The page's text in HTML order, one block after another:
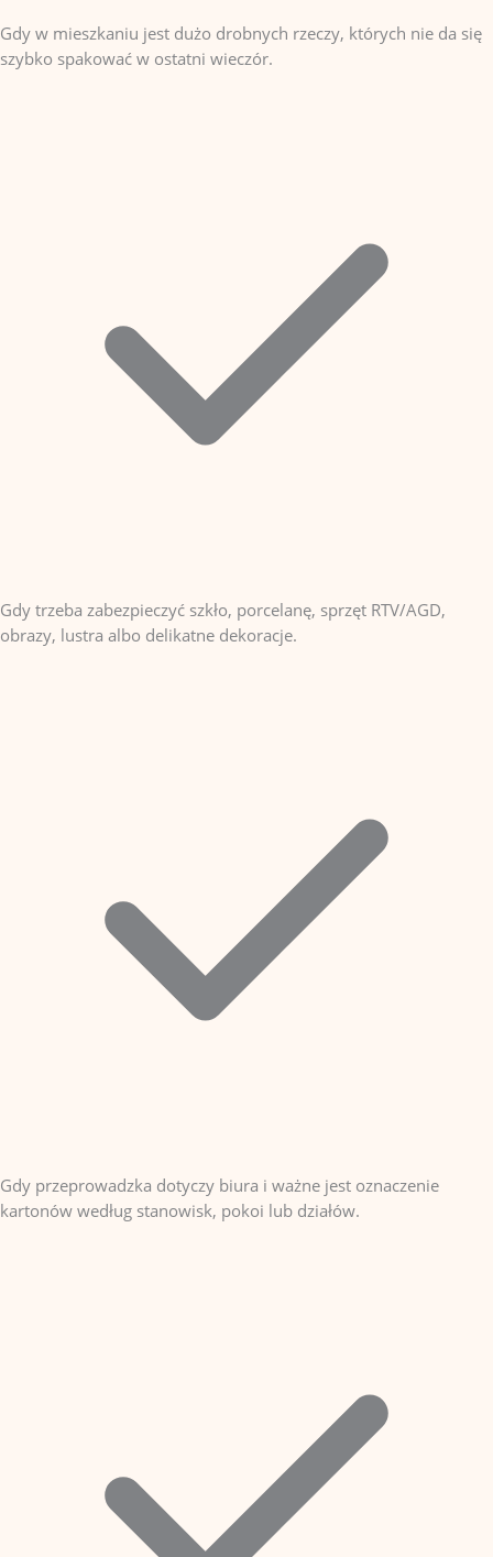
Gdy w mieszkaniu jest dużo drobnych rzeczy, których nie da się
szybko spakować w ostatni wieczór.
Gdy trzeba zabezpieczyć szkło, porcelanę, sprzęt RTV/AGD,
obrazy, lustra albo delikatne dekoracje.
Gdy przeprowadzka dotyczy biura i ważne jest oznaczenie
kartonów według stanowisk, pokoi lub działów.